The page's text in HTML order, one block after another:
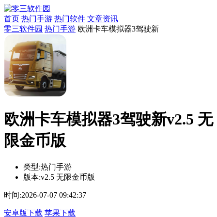
首页 热门手游 热门软件 文章资讯
零三软件园 热门手游 欧洲卡车模拟器3驾驶新
欧洲卡车模拟器3驾驶新v2.5 无
限金币版
类型:热门手游
版本:v2.5 无限金币版
时间:2026-07-07 09:42:37
安卓版下载 苹果下载